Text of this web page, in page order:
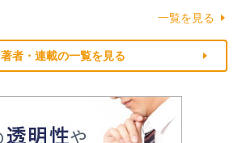
一覧を見る
著者・連載の一覧を見る